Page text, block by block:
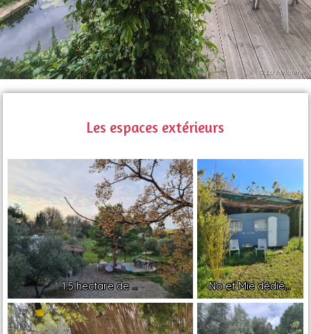
© La Minoterie
Les espaces extérieurs
1.5 hectare de ... No et Mie dédié...